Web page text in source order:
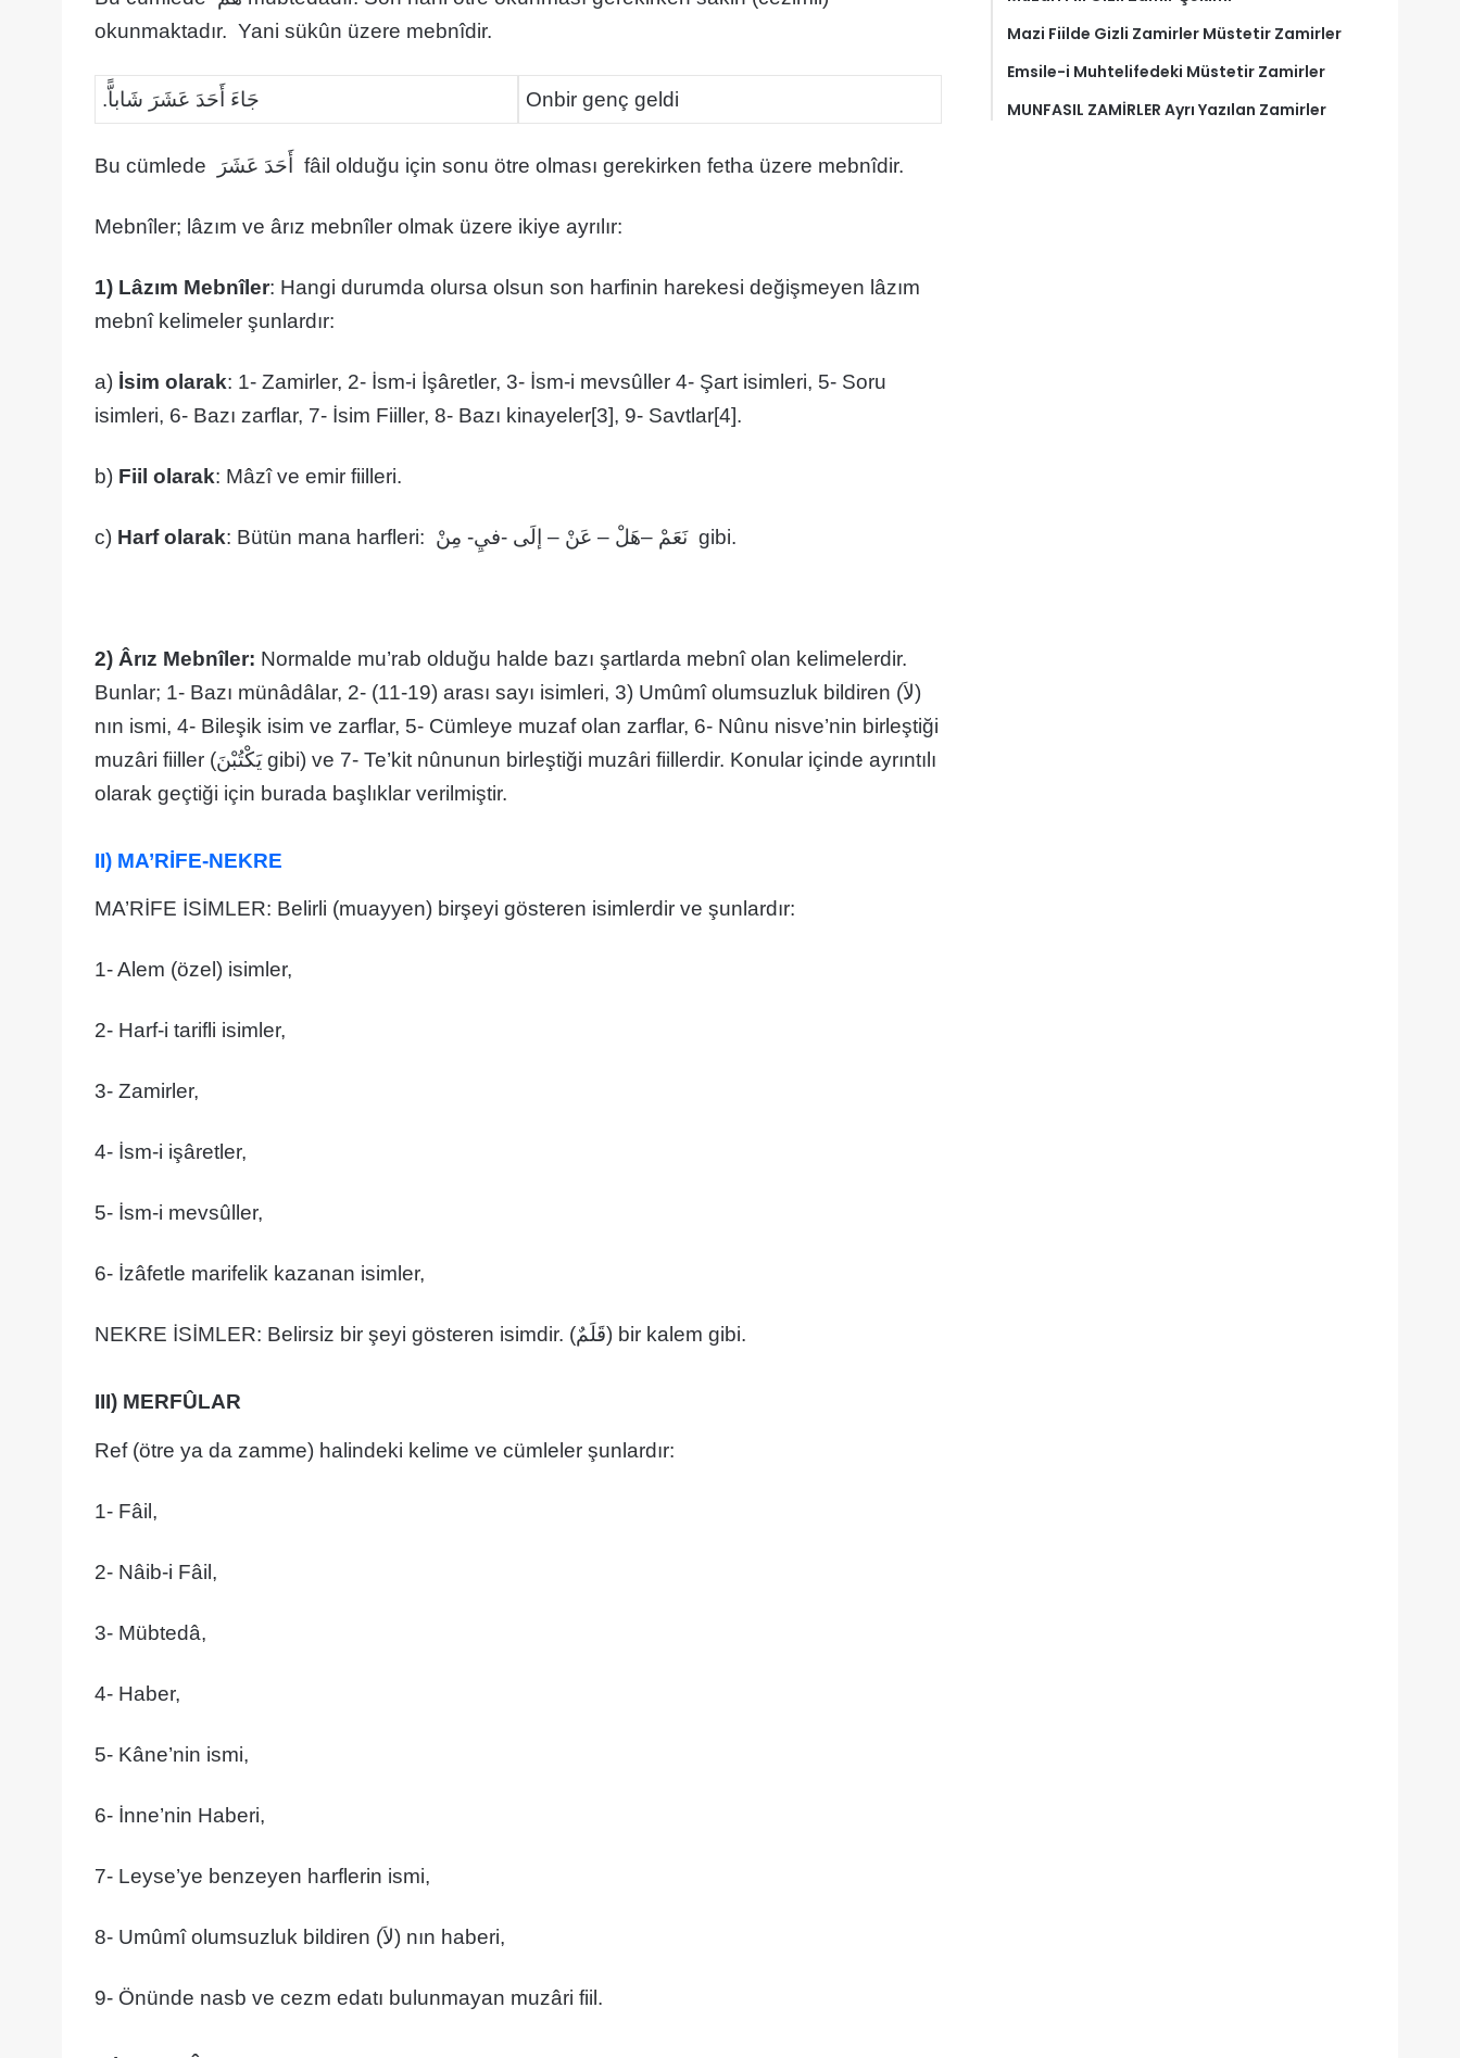
okunmaktadır. Yani sükûn üzere mebnîdir.
جَاءَ أَحَدَ عَشَرَ شَاباًّ. Onbir genç geldi
Bu cümlede أَحَدَ عَشَرَ fâil olduğu için sonu ötre olması gerekirken fetha üzere mebnîdir.
Mebnîler; lâzım ve ârız mebnîler olmak üzere ikiye ayrılır:
1) Lâzım Mebnîler: Hangi durumda olursa olsun son harfinin harekesi değişmeyen lâzım
mebnî kelimeler şunlardır:
a) İsim olarak: 1- Zamirler, 2- İsm-i İşâretler, 3- İsm-i mevsûller 4- Şart isimleri, 5- Soru
isimleri, 6- Bazı zarflar, 7- İsim Fiiller, 8- Bazı kinayeler[3], 9- Savtlar[4].
b) Fiil olarak: Mâzî ve emir fiilleri.
c) Harf olarak : Bütün mana harfleri: نَعَمْ –هَلْ – عَنْ – إلَى -فيِ- مِنْ gibi.
2) Ârız Mebnîler: Normalde mu’rab olduğu halde bazı şartlarda mebnî olan kelimelerdir.
Bunlar; 1- Bazı münâdâlar, 2- (11-19) arası sayı isimleri, 3) Umûmî olumsuzluk bildiren (لاَ)
nın ismi, 4- Bileşik isim ve zarflar, 5- Cümleye muzaf olan zarflar, 6- Nûnu nisve’nin birleştiği
muzâri fiiller (يَكْتُبْنَ gibi) ve 7- Te’kit nûnunun birleştiği muzâri fiillerdir. Konular içinde ayrıntılı
olarak geçtiği için burada başlıklar verilmiştir.
II) MA’RİFE-NEKRE
MA’RİFE İSİMLER: Belirli (muayyen) birşeyi gösteren isimlerdir ve şunlardır:
1- Alem (özel) isimler,
2- Harf-i tarifli isimler,
3- Zamirler,
4- İsm-i işâretler,
5- İsm-i mevsûller,
6- İzâfetle marifelik kazanan isimler,
NEKRE İSİMLER: Belirsiz bir şeyi gösteren isimdir. (قَلَمٌ) bir kalem gibi.
III) MERFÛLAR
Ref (ötre ya da zamme) halindeki kelime ve cümleler şunlardır:
1- Fâil,
2- Nâib-i Fâil,
3- Mübtedâ,
4- Haber,
5- Kâne’nin ismi,
6- İnne’nin Haberi,
7- Leyse’ye benzeyen harflerin ismi,
8- Umûmî olumsuzluk bildiren (لاَ) nın haberi,
9- Önünde nasb ve cezm edatı bulunmayan muzâri fiil.
Mazi Fiilde Gizli Zamirler Müstetir Zamirler
Emsile-i Muhtelifedeki Müstetir Zamirler
MUNFASIL ZAMİRLER Ayrı Yazılan Zamirler